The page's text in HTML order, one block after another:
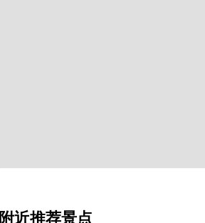
附近推荐景点